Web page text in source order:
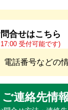
合せはこちら
受付可能です)
電話番号などの
ご連絡先情